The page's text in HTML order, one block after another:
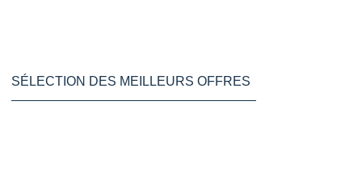
SÉLECTION DES MEILLEURS OFFRES